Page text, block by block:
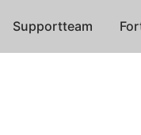
Supportteam